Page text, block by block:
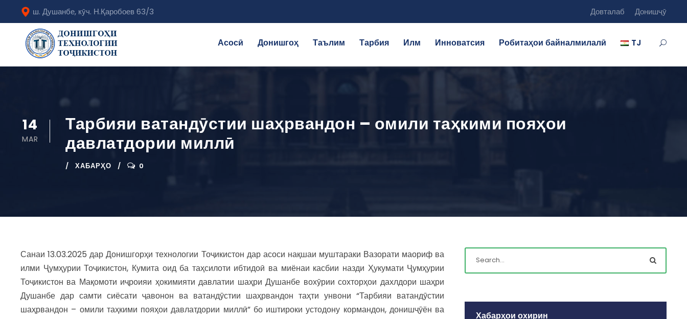
ш. Душанбе, кӯч. Н.Қаробоев 63/3 Довталаб Донишҷӯ
Асосӣ Донишгоҳ Таълим Тарбия Илм Инноватсия Робитаҳои байналмилалӣ TJ
14
MAR
Тарбияи ватандӯстии шаҳрвандон – омили таҳкими пояҳои
давлатдории миллӣ
ХАБАРҲО 0
Санаи 13.03.2025 дар Донишгорҳи технологии Тоҷикистон дар асоси нақшаи муштараки Вазорати маориф ва
илми Ҷумҳурии Тоҷикистон, Кумита оид ба таҳсилоти ибтидоӣ ва миёнаи касбии назди Ҳукумати Ҷумҳурии
Тоҷикистон ва Мақомоти иҷроияи ҳокимияти давлатии шаҳри Душанбе вохӯрии сохторҳои дахлдори шаҳри
Душанбе дар самти сиёсати ҷавонон ва ватандӯстии шаҳрвандон таҳти унвони “Тарбияи ватандӯстии
шаҳрвандон – омили таҳкими пояҳои давлатдории миллӣ” бо иштироки устодону кормандон, донишҷӯён ва
Хабарҳои охирин